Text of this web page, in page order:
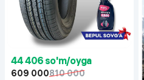
44 406 so'm/oyga
609 000810 000